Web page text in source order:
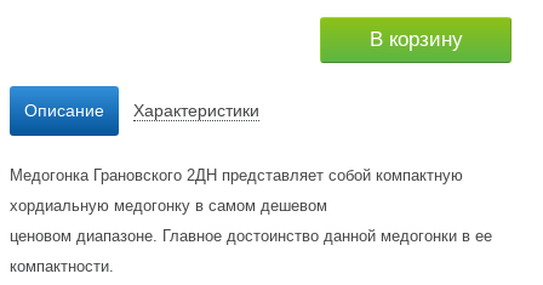
В корзину
Описание Характеристики
Медогонка Грановского 2ДН представляет собой компактную
хордиальную медогонку в самом дешевом
ценовом диапазоне. Главное достоинство данной медогонки в ее
компактности.